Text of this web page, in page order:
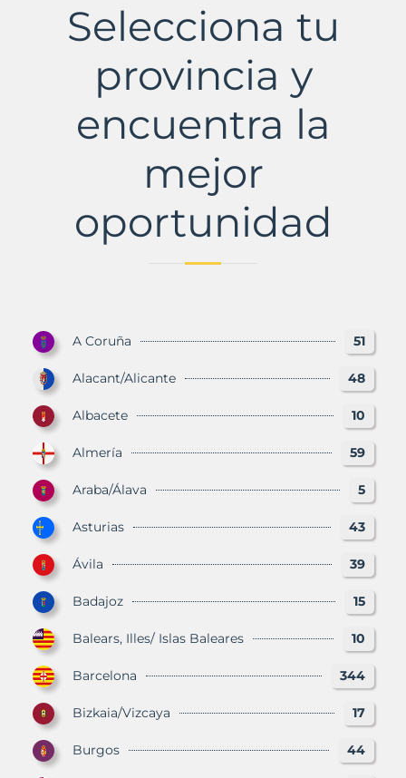
MurbalandsSelecciona tu
provincia y
encuentra la
mejor
oportunidad
A Coruña 51
Alacant/Alicante 48
Albacete 10
Almería 59
Araba/Álava 5
Asturias 43
Ávila 39
Badajoz 15
Balears, Illes/ Islas Baleares 10
Barcelona 344
Bizkaia/Vizcaya 17
Burgos 44